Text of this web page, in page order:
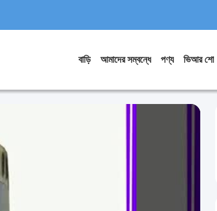
বাড়ি আমাদের সম্বন্ধে পণ্য ভিআর শো